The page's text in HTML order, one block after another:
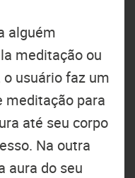
alguém
meditação ou
usuário faz um
meditação para
até seu corpo
Na outra
aura do seu